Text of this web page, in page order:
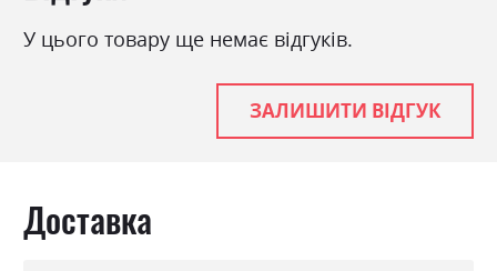
У цього товару ще немає відгуків.
ЗАЛИШИТИ ВІДГУК
Доставка